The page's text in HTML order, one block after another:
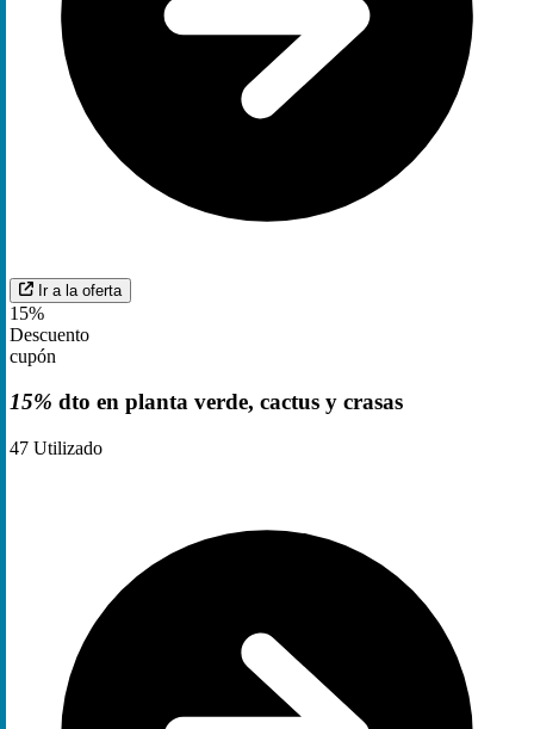
Ir a la oferta
15%
Descuento
cupón
15% dto en planta verde, cactus y crasas
47 Utilizado